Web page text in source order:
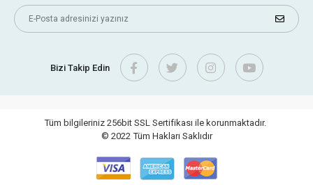
Bizi Takip Edin
Tüm bilgileriniz 256bit SSL Sertifikası ile korunmaktadır.
© 2022 Tüm Hakları Saklıdır